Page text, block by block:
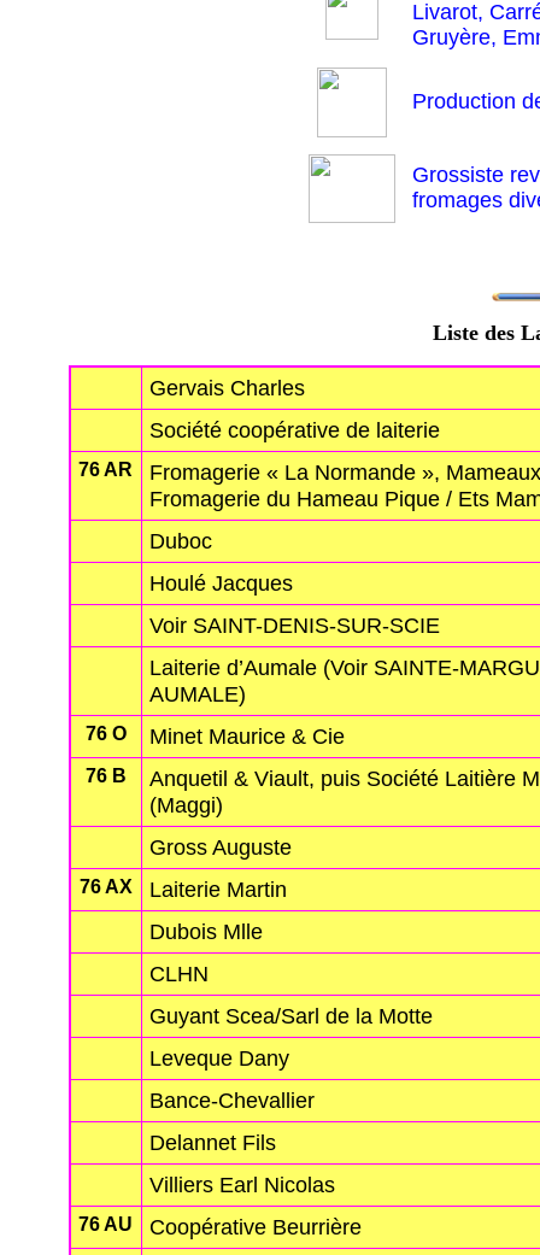
Livarot,
Gruyère,
Production
Grossiste
fromages
Liste des
Gervais Charles
Société coopérative de laiterie
76 AR
Fromagerie « La Normande »,
Fromagerie du Hameau Pique / Ets
Duboc
Houlé Jacques
Voir SAINT-DENIS-SUR-SCIE
Laiterie d’Aumale (Voir SAINTE-
AUMALE)
76 O Minet Maurice & Cie
76 B
Anquetil & Viault, puis Société Laitière
(Maggi)
Gross Auguste
76 AX
Laiterie Martin
Dubois Mlle
CLHN
Guyant Scea/Sarl de la Motte
Leveque Dany
Bance-Chevallier
Delannet Fils
Villiers Earl Nicolas
76 AU Coopérative Beurrière